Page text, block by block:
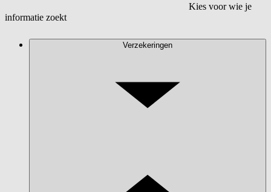
Kies voor wie je
informatie zoekt
Verzekeringen